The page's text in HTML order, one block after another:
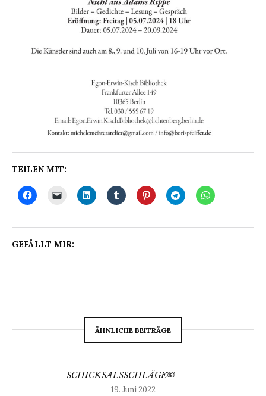
TEILEN MIT:
GEFÄLLT MIR:
ÄHNLICHE BEITRÄGE
SCHICKSALSSCHLÄGE￼
19. Juni 2022